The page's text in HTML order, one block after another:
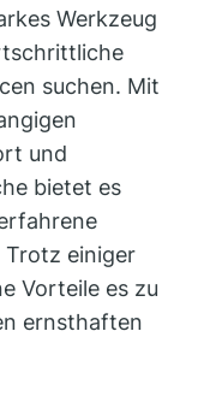
Werkzeug
suchen. Mit
und
bietet es
Trotz einiger
Vorteile es zu
ernsthaften